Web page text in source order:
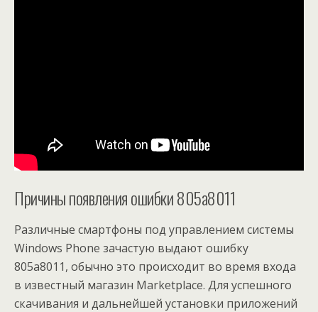
Причины появления ошибки 805a8011
Различные смартфоны под управлением системы
Windows Phone зачастую выдают ошибку
805а8011, обычно это происходит во время входа
в известный магазин Marketplace. Для успешного
скачивания и дальнейшей установки приложений